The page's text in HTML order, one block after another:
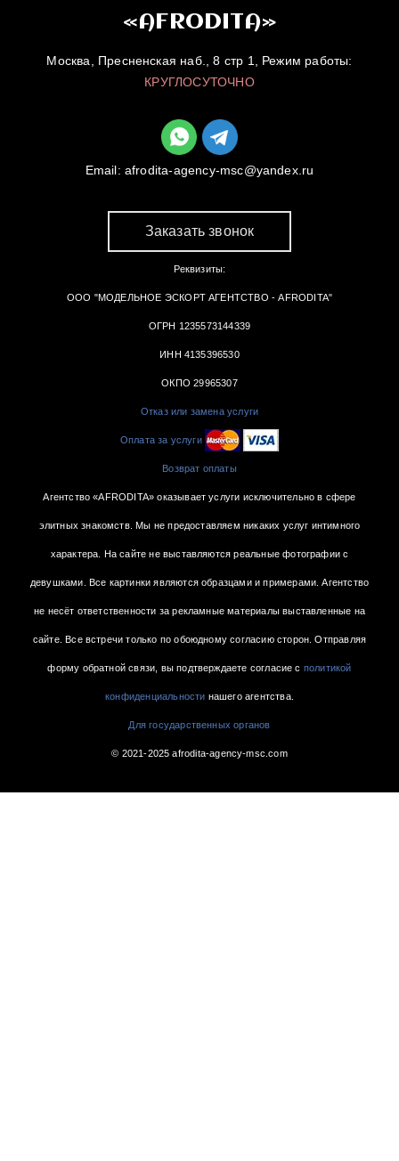
«AFRODITA»
Москва, Пресненская наб., 8 стр 1, Режим работы:
КРУГЛОСУТОЧНО
Email: afrodita-agency-msc@yandex.ru
Заказать звонок
Реквизиты:
ООО "МОДЕЛЬНОЕ ЭСКОРТ АГЕНТСТВО - AFRODITA"
ОГРН 1235573144339
ИНН 4135396530
ОКПО 29965307
Отказ или замена услуги
Оплата за услуги
Возврат оплаты
Агентство «AFRODITA» оказывает услуги исключительно в сфере
элитных знакомств. Мы не предоставляем никаких услуг интимного
характера. На сайте не выставляются реальные фотографии с
девушками. Все картинки являются образцами и примерами. Агентство
не несёт ответственности за рекламные материалы выставленные на
сайте. Все встречи только по обоюдному согласию сторон. Отправляя
форму обратной связи, вы подтверждаете согласие с политикой
конфиденциальности нашего агентства.
Для государственных органов
© 2021-2025 afrodita-agency-msc.com